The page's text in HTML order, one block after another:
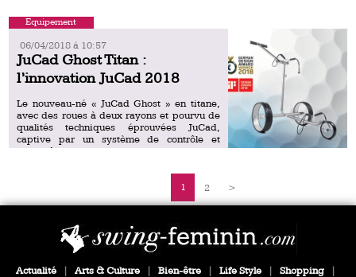
Equipement
06/04/2018 á 10:57
JuCad Ghost Titan :
l’innovation JuCad 2018
Le nouveau-né « JuCad Ghost » en titane,
avec des roues à deux rayons et pourvu de
qualités techniques éprouvées JuCad,
captive par un système de contrôle et
d‘entraînement novateur. […]
1 2 >
Actualité Arts & Culture Bien-être Life Style Shopping